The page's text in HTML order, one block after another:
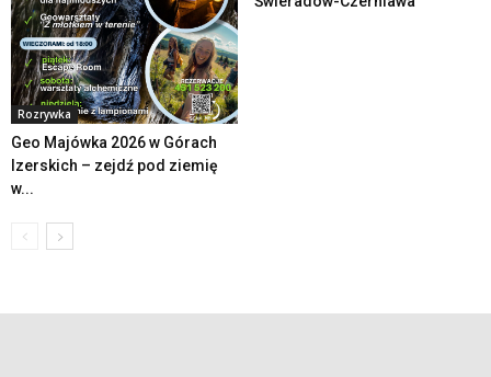
Rozrywka
Geo Majówka 2026 w Górach
Izerskich – zejdź pod ziemię
w...